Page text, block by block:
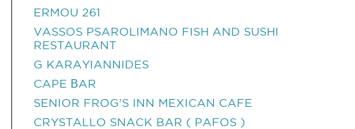
ERMOU 261
VASSOS PSAROLIMANO FISH AND SUSHI
RESTAURANT
G KARAYIANNIDES
CAPE ΒAR
SENIOR FROG'S INN MEXICAN CAFE
CRYSTALLO SNACK BAR ( PAFOS )